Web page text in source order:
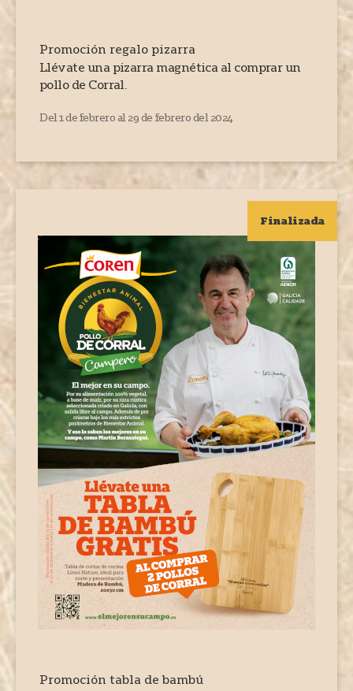
Promoción regalo pizarra
Llévate una pizarra magnética al comprar un
pollo de Corral.
Del 1 de febrero al 29 de febrero del 2024
Promoción tabla de bambú
Finalizada